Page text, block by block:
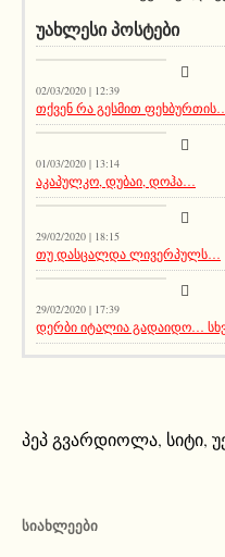
ᲣᲐᲮᲚᲔᲡᲘ ᲞᲝᲡᲢᲔᲑᲘ
02/03/2020 | 12:39
თქვენ რა გესმით
კატეგორიის გარეშე
01/03/2020 | 13:14
აკაპულკო, დუბაი, დოჰა…
აქეთურ-იქითური
29/02/2020 | 18:15
თუ დასცალდა ლივერპულს…
კატეგორიის გარეშე
29/02/2020 | 17:39
დერბი იტალია გადაიდო…
პეპ გვარდიოლა, სიტი,
ᲡᲘᲐᲮᲚᲔᲔᲑᲘ